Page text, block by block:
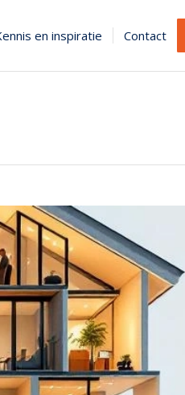
en inspiratie Contact